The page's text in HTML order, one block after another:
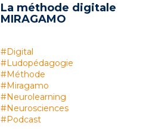
La méthode digitale
MIRAGAMO
#Digital
#Ludopédagogie
#Méthode
#Miragamo
#Neurolearning
#Neurosciences
#Podcast